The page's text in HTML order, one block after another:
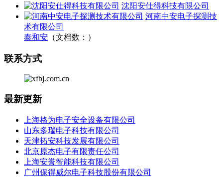
沈阳安仕得科技有限公司
河南中安电子探测技
术有限公司
泰和安 （文档数：）
联系方式
最新更新
上海格为电子安全设备有限公司
山东多瑞电子科技有限公司
天津拓安科技发展有限公司
北京原杰电子有限责任公司
上海安誉智能科技有限公司
广州保得威尔电子科技股份有限公司